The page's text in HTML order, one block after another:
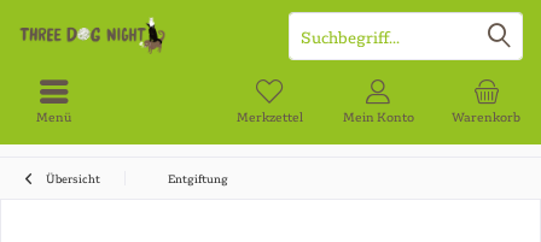
Menü Warenkorb
Merkzettel Mein Konto
Übersicht Entgiftung